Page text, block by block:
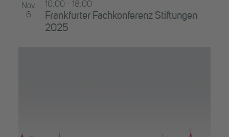
Nov.
6
Frankfurter Fachkonferenz Stiftungen
2025
10:00 - 18:00